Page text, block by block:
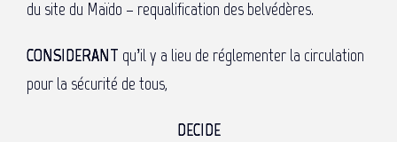
du site du Maïdo – requalification des belvédères.
CONSIDERANT qu’il y a lieu de réglementer la circulation
pour la sécurité de tous,
DECIDE